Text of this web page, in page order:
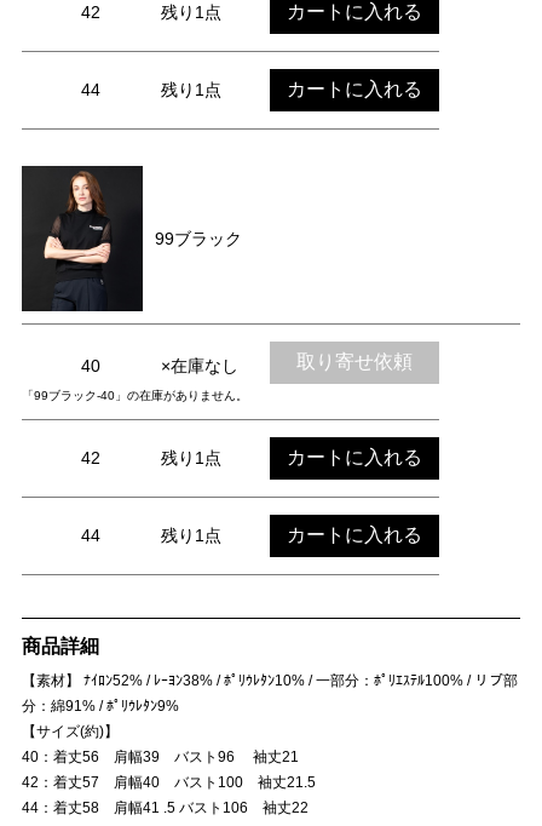
42 残り1点 カートに入れる
44 残り1点 カートに入れる
99ブラック
40 ×在庫なし 取り寄せ依頼
「99ブラック-40」の在庫がありません。
42 残り1点 カートに入れる
44 残り1点 カートに入れる
商品詳細
【素材】 ﾅｲﾛﾝ52% / ﾚｰﾖﾝ38% / ﾎﾟﾘｳﾚﾀﾝ10% / 一部分：ﾎﾟﾘｴｽﾃﾙ100% / リブ部
分：綿91% / ﾎﾟﾘｳﾚﾀﾝ9%
【サイズ(約)】
40：着丈56 肩幅39 バスト96 袖丈21
42：着丈57 肩幅40 バスト100 袖丈21.5
44：着丈58 肩幅41 .5 バスト106 袖丈22